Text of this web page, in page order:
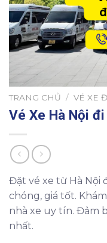
TRANG CHỦ / VÉ XE
Vé Xe Hà Nội
Đặt vé xe từ Hà Nội
chóng, giá tốt.
nhà xe uy tín. Đảm
nhất.